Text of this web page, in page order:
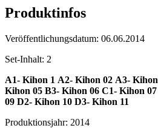
Produktinfos
Veröffentlichungsdatum: 06.06.2014
Set-Inhalt: 2
A1- Kihon 1 A2- Kihon 02 A3- Kihon
Kihon 05 B3- Kihon 06 C1- Kihon 07
09 D2- Kihon 10 D3- Kihon 11
Produktionsjahr: 2014